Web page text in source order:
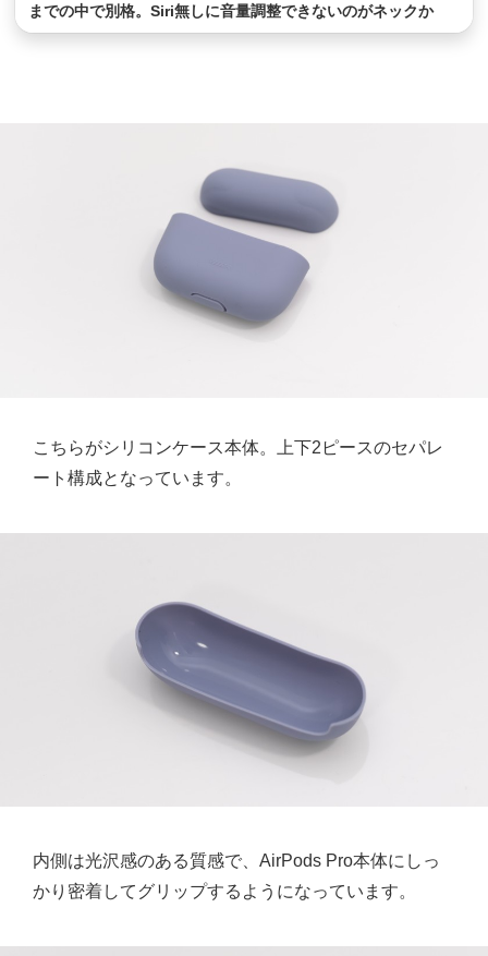
までの中で別格。Siri無しに音量調整できないのがネックか
こちらがシリコンケース本体。上下2ピースのセパレ
ート構成となっています。
内側は光沢感のある質感で、AirPods Pro本体にしっ
かり密着してグリップするようになっています。